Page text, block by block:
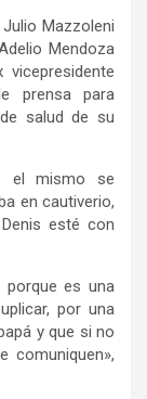
Mazzoleni
Mendoza
prensa para
salud de su
el mismo se
en cautiverio,
esté con
porque es una
por una
y que si no
comuniquen»,